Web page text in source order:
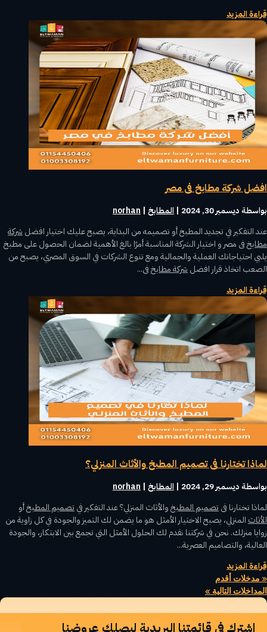
قراءة المزيد
افضل شركة مطابخ فى مصر
بواسطة ‪ norhan ديسمبر 30, 2024 | المطابخ
عند التفكير في تجديد المطبخ أو تصميمه من البداية، يصبح عليك اختيار افضل شركة
مطابخفى مصر و اختيار الشركة المناسبة أمرًا بالغ الأهمية لضمان الحصول على مطبخ
يلبي احتياجاتك العملية والجمالية ومع تنوع الشركات في السوق المصري، يصبح من
الصعب اتخاذ قرار افضل شركة مطابخفى...
قراءة المزيد
لماذا تختارنا فى تصميم المطبخ والأثاث المنزلي؟
بواسطة ‪ norhan ديسمبر 29, 2024 | المطابخ
لماذا تختارنا فىتصميم المطبخوالأثاث المنزلي؟ عند التفكير فيتصميم المطبخأو
الأثاثالمنزلي، يصبح الاختيار الأمثل هو ما يضمن لك التميز والجودة في كل زاوية من
زوايا منزلك. نحن في شركتنا نقدم لك الحلول الأمثل التي تجمع بين الابتكار، والجودة
العالية، والتصاميم العصرية...
قراءة المزيد
« مدخلات أقدم
المداخلات التالية »
اشترك في قائمتنا البريدية ليصلك عروضنا